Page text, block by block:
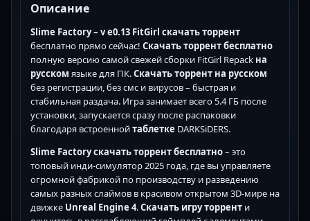
Описание
Slime Factory – v e0.13 FitGirl скачать торрент
бесплатно прямо сейчас! Скачать торрент бесплатно
полную версию самой свежей сборки FitGirl Repack на
русском языке для ПК.Скачать торрент на русском
без регистрации, без смс и вирусов – быстрая и
стабильная раздача. Игра занимает всего 5.4 ГБ после
установки, запускается сразу после распаковки
благодаря встроеннойтаблетке DARKSiDERS.
Slime Factory скачать торрент бесплатно– это
топовый инди-симулятор 2025 года, где вы управляете
огромной фабрикой по производству и разведению
самых разных слаймов в красивом открытом 3D-мире на
движке Unreal Engine 4.Скачать игру торрент и